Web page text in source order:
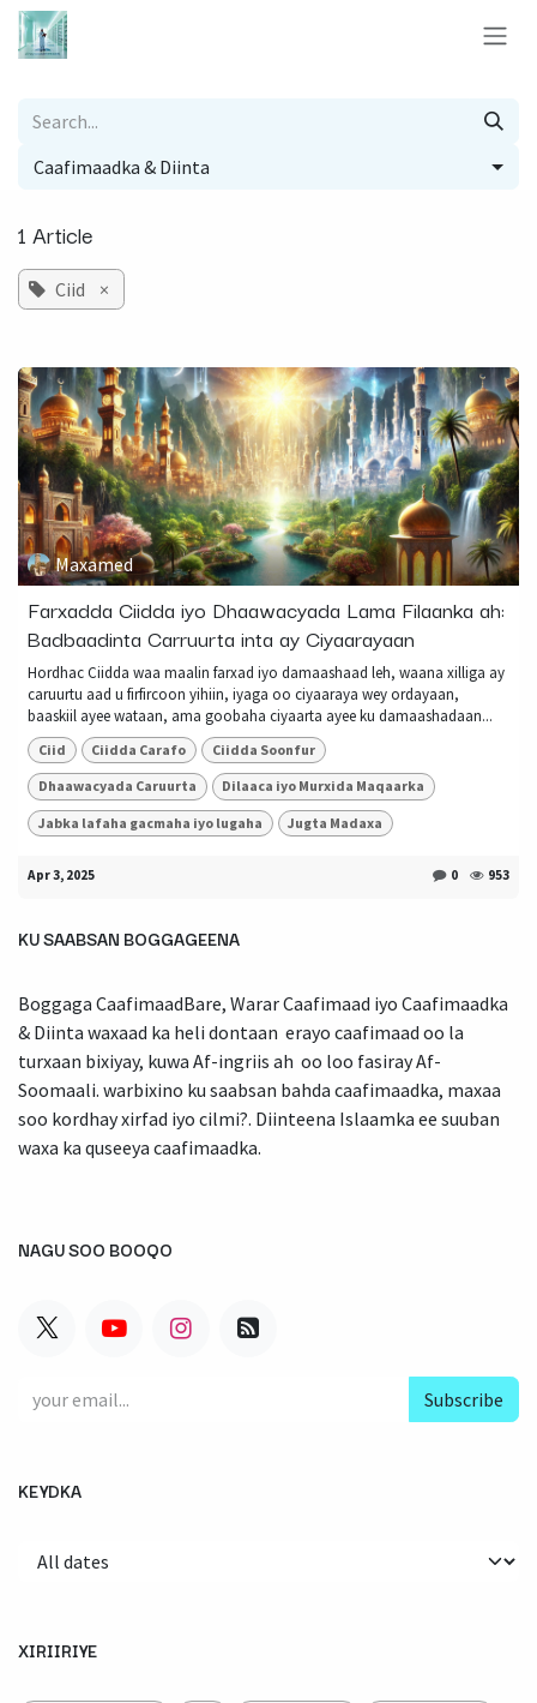
Skip to Content
​Caafimaadka & Diinta
1 Article
Ciid ×
Maxamed
Farxadda Ciidda iyo Dhaawacyada Lama Filaanka ah:
Badbaadinta Carruurta inta ay Ciyaarayaan
Hordhac Ciidda waa maalin farxad iyo damaashaad leh, waana xilliga ay
caruurtu aad u firfircoon yihiin, iyaga oo ciyaaraya wey ordayaan,
baaskiil ayee wataan, ama goobaha ciyaarta ayee ku damaashadaan...
Ciid Ciidda Carafo Ciidda Soonfur
Dhaawacyada Caruurta Dilaaca iyo Murxida Maqaarka
Jabka lafaha gacmaha iyo lugaha Jugta Madaxa
Apr 3, 2025 0 953
KU SAABSAN BOGGAGEENA
Boggaga CaafimaadBare, Warar Caafimaad iyo Caafimaadka
& Diinta waxaad ka heli dontaan erayo caafimaad oo la
turxaan bixiyay, kuwa Af-ingriis ah oo loo fasiray Af-
Soomaali. warbixino ku saabsan bahda caafimaadka, maxaa
soo kordhay xirfad iyo cilmi?. Diinteena Islaamka ee suuban
waxa ka quseeya caafimaadka.
NAGU SOO BOOQO
Subscribe
KEYDKA
XIRIIRIYE